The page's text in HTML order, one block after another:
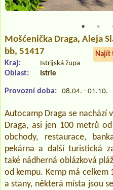
Mošćenička Draga, Aleja
bb, 51417
Najít
Kraj: Istrijská župa
Oblast: Istrie
Provozní doba: 08.04. - 01.10.
Autocamp Draga se nachází
Draga, asi jen 100 metrů
obchody, restaurace,
pekárna a další turistická
také nádherná oblázková
od kempu. Kemp má celkem
a stany, některá místa jsou